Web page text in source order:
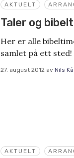
AKTUELT
Taler og
Her er alle
samlet på ett sted!
27. august 2012 av Nils
AKTUELT